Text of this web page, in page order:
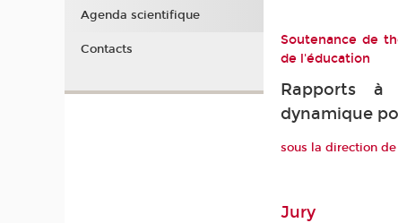
Soutenance de
de l'éducation
Rapports
dynamique
sous la direction
Jury
Agenda scientifique
Contacts